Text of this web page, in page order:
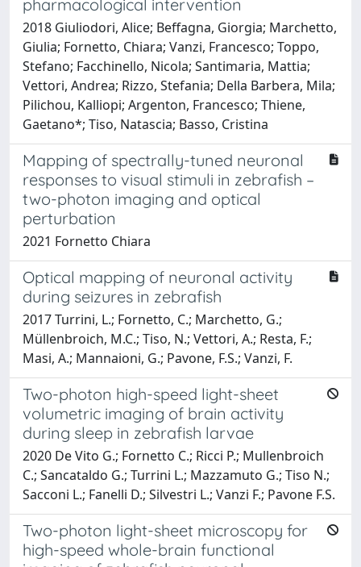
pharmacological intervention
2018 Giuliodori, Alice; Beffagna, Giorgia; Marchetto,
Giulia; Fornetto, Chiara; Vanzi, Francesco; Toppo,
Stefano; Facchinello, Nicola; Santimaria, Mattia;
Vettori, Andrea; Rizzo, Stefania; Della Barbera, Mila;
Pilichou, Kalliopi; Argenton, Francesco; Thiene,
Gaetano*; Tiso, Natascia; Basso, Cristina
Mapping of spectrally-tuned neuronal
responses to visual stimuli in zebrafish –
two-photon imaging and optical
perturbation
2021 Fornetto Chiara
Optical mapping of neuronal activity
during seizures in zebrafish
2017 Turrini, L.; Fornetto, C.; Marchetto, G.;
Müllenbroich, M.C.; Tiso, N.; Vettori, A.; Resta, F.;
Masi, A.; Mannaioni, G.; Pavone, F.S.; Vanzi, F.
Two-photon high-speed light-sheet
volumetric imaging of brain activity
during sleep in zebrafish larvae
2020 De Vito G.; Fornetto C.; Ricci P.; Mullenbroich
C.; Sancataldo G.; Turrini L.; Mazzamuto G.; Tiso N.;
Sacconi L.; Fanelli D.; Silvestri L.; Vanzi F.; Pavone F.S.
Two-photon light-sheet microscopy for
high-speed whole-brain functional